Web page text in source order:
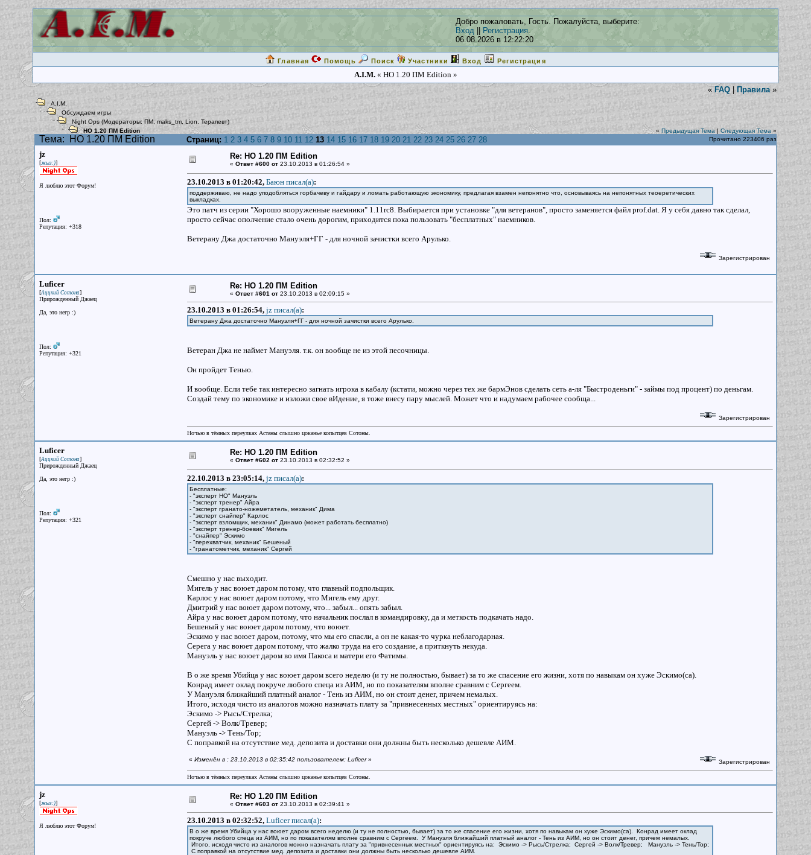
Добро пожаловать, Гость. Пожалуйста, выберите:
Вход
Регистрация.
06.08.2026 в 12:22:20
Главная Помощь Поиск Участники Вход Регистрация
A.I.M.« НО 1.20 ПМ Edition »
« FAQ | Правила »
A.I.M.
Обсуждаем игры
Night Ops (Модераторы:ПМ maks_tm Lion Терапевт)
НО 1.20 ПМ Edition
« Предыдущая Тема | Следующая Тема »
Тема: НО 1.20 ПМ Edition Страниц: 1 2 3 4 5 6 7 8 9 10 11 12 13 14 15 16 17 18 19 20 21 22 23 24 25 26 27 28 Прочитано 223406 раз
jz
[жыз:)]
Я люблю этот Форум!
Пол:
Репутация: +318
Re: НО 1.20 ПМ Edition
« Ответ #600 от 23.10.2013 в 01:26:54 »
23.10.2013 в 01:20:42, Баюн писал(a):
поддерживаю, не надо уподобляться горбачеву и гайдару и ломать работающую экономику, предлагая взамен непонятно что, основываясь на непонятных теоеретических
выкладках.
Это патч из серии "Хорошо вооруженные наемники" 1.11rc8. Выбирается при установке "для ветеранов", просто заменяется файл prof.dat. Я у себя давно так сделал,
просто сейчас ополчение стало очень дорогим, приходится пока пользовать "бесплатных" наемников.
Ветерану Джа достаточно Мануэля+ГГ - для ночной зачистки всего Арулько.
Зарегистрирован
Luficer
[Аццкий Сотона]
Прирожденный Джаец
Да, это негр :)
Пол:
Репутация: +321
Re: НО 1.20 ПМ Edition
« Ответ #601 от 23.10.2013 в 02:09:15 »
23.10.2013 в 01:26:54, jz писал(a):
Ветерану Джа достаточно Мануэля+ГГ - для ночной зачистки всего Арулько.
Ветеран Джа не наймет Мануэля. т.к. он вообще не из этой песочницы.
Он пройдет Тенью.
И вообще. Если тебе так интересно загнать игрока в кабалу (кстати, можно через тех же бармЭнов сделать сеть а-ля "Быстроденьги" - займы под процент) по деньгам.
Создай тему по экономике и изложи свое вИдение, я тоже внесу пару мыслей. Может что и надумаем рабочее сообща...
Зарегистрирован
Ночью в тёмных переулках Астаны слышно цоканье копытцев Сотоны.
Luficer
[Аццкий Сотона]
Прирожденный Джаец
Да, это негр :)
Пол:
Репутация: +321
Re: НО 1.20 ПМ Edition
« Ответ #602 от 23.10.2013 в 02:32:52 »
22.10.2013 в 23:05:14, jz писал(a):
Бесплатные:
- "эксперт НО" Мануэль
- "эксперт тренер" Айра
- "эксперт гранато-ножеметатель, механик" Дима
- "эксперт снайпер" Карлос
- "эксперт взломщик, механик" Динамо (может работать бесплатно)
- "эксперт тренер-боевик" Мигель
- "снайпер" Эскимо
- "перехватчик, механик" Бешеный
- "гранатометчик, механик" Сергей
Смешно у нас выходит.
Мигель у нас воюет даром потому, что главный подпольщик.
Карлос у нас воюет даром потому, что Мигель ему друг.
Дмитрий у нас воюет даром потому, что... забыл... опять забыл.
Айра у нас воюет даром потому, что начальник послал в командировку, да и меткость подкачать надо.
Бешеный у нас воюет даром потому, что воюет.
Эскимо у нас воюет даром, потому, что мы его спасли, а он не какая-то чурка неблагодарная.
Серега у нас воюет даром потому, что жалко труда на его создание, а приткнуть некуда.
Мануэль у нас воюет даром во имя Пакоса и матери его Фатимы.
В о же время Убийца у нас воюет даром всего неделю (и ту не полностью, бывает) за то же спасение его жизни, хотя по навыкам он хуже Эскимо(са).
Конрад имеет оклад покруче любого спеца из АИМ, но по показателям вполне сравним с Сергеем.
У Мануэля ближайший платный аналог - Тень из АИМ, но он стоит денег, причем немалых.
Итого, исходя чисто из аналогов можно назначать плату за "привнесенных местных" ориентируясь на:
Эскимо -> Рысь/Стрелка;
Сергей -> Волк/Тревер;
Мануэль -> Тень/Тор;
С поправкой на отсутствие мед. депозита и доставки они должны быть несколько дешевле АИМ.
« Изменён в : 23.10.2013 в 02:35:42 пользователем: Luficer» Зарегистрирован
Ночью в тёмных переулках Астаны слышно цоканье копытцев Сотоны.
jz
[жыз:)]
Я люблю этот Форум!
Re: НО 1.20 ПМ Edition
« Ответ #603 от 23.10.2013 в 02:39:41 »
23.10.2013 в 02:32:52, Luficer писал(a):
В о же время Убийца у нас воюет даром всего неделю (и ту не полностью, бывает) за то же спасение его жизни, хотя по навыкам он хуже Эскимо(са). Конрад имеет оклад
покруче любого спеца из АИМ, но по показателям вполне сравним с Сергеем. У Мануэля ближайший платный аналог - Тень из АИМ, но он стоит денег, причем немалых.
Итого, исходя чисто из аналогов можно назначать плату за "привнесенных местных" ориентируясь на: Эскимо -> Рысь/Стрелка; Сергей -> Волк/Тревер; Мануэль -> Тень/Тор;
С поправкой на отсутствие мед. депозита и доставки они должны быть несколько дешевле АИМ.